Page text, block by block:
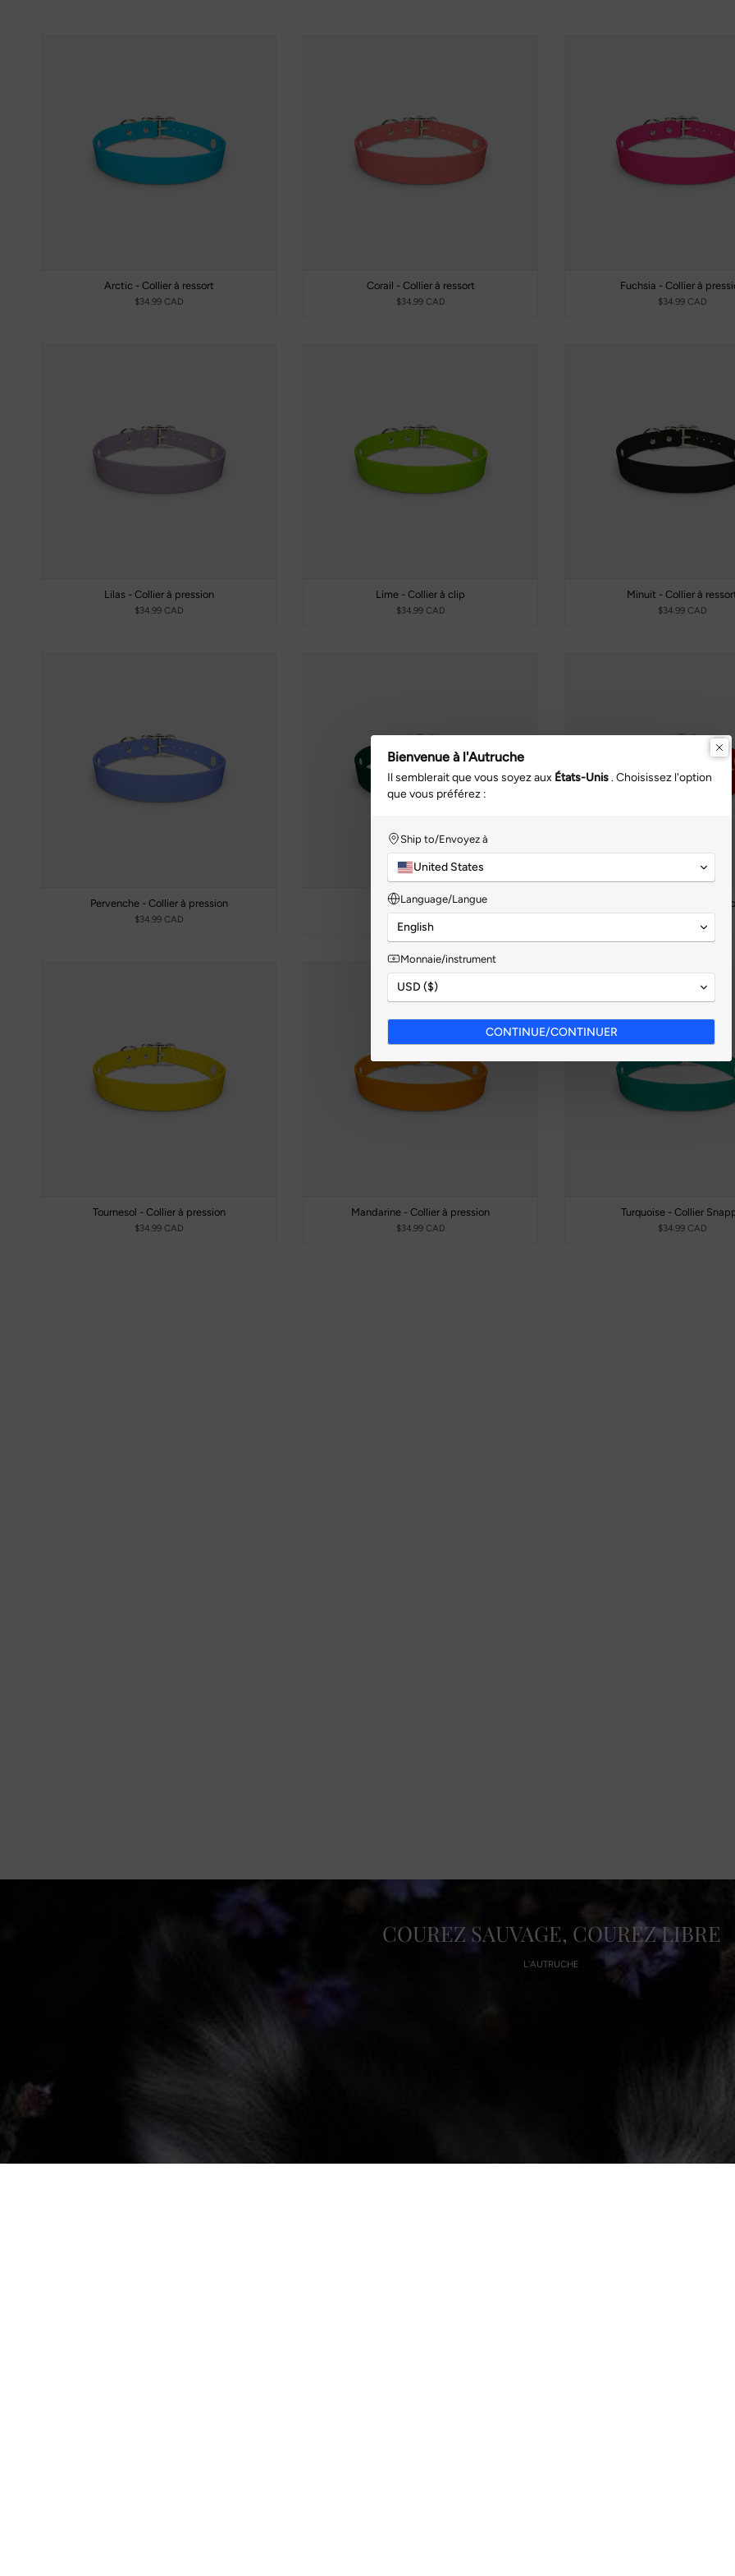
Arctic - Collier à ressort
$34.99 CAD
Corail - Collier à ressort
$34.99 CAD
Fuchsia - Collier à
$34.99 CAD
Lilas - Collier à pression
$34.99 CAD
Lime - Collier à clip
$34.99 CAD
Minuit - Collier à
$34.99 CAD
Pervenche - Collier à pression
$34.99 CAD
Pin - Collier à ressort Poppy - Collier à
Tournesol - Collier à pression
$34.99 CAD
Mandarine - Collier à pression
$34.99 CAD
Turquoise - Collier
$34.99 CAD
COUREZ SAUVAGE, COUREZ LIBRE
L'AUTRUCHE
Bienvenue à l'Autruche
Il semblerait que vous soyez aux États-Unis. Choisissez l'option
que vous préférez :
Ship to/Envoyez à
United States
Language/Langue
English
Monnaie/instrument
USD ($)
CONTINUE/CONTINUER